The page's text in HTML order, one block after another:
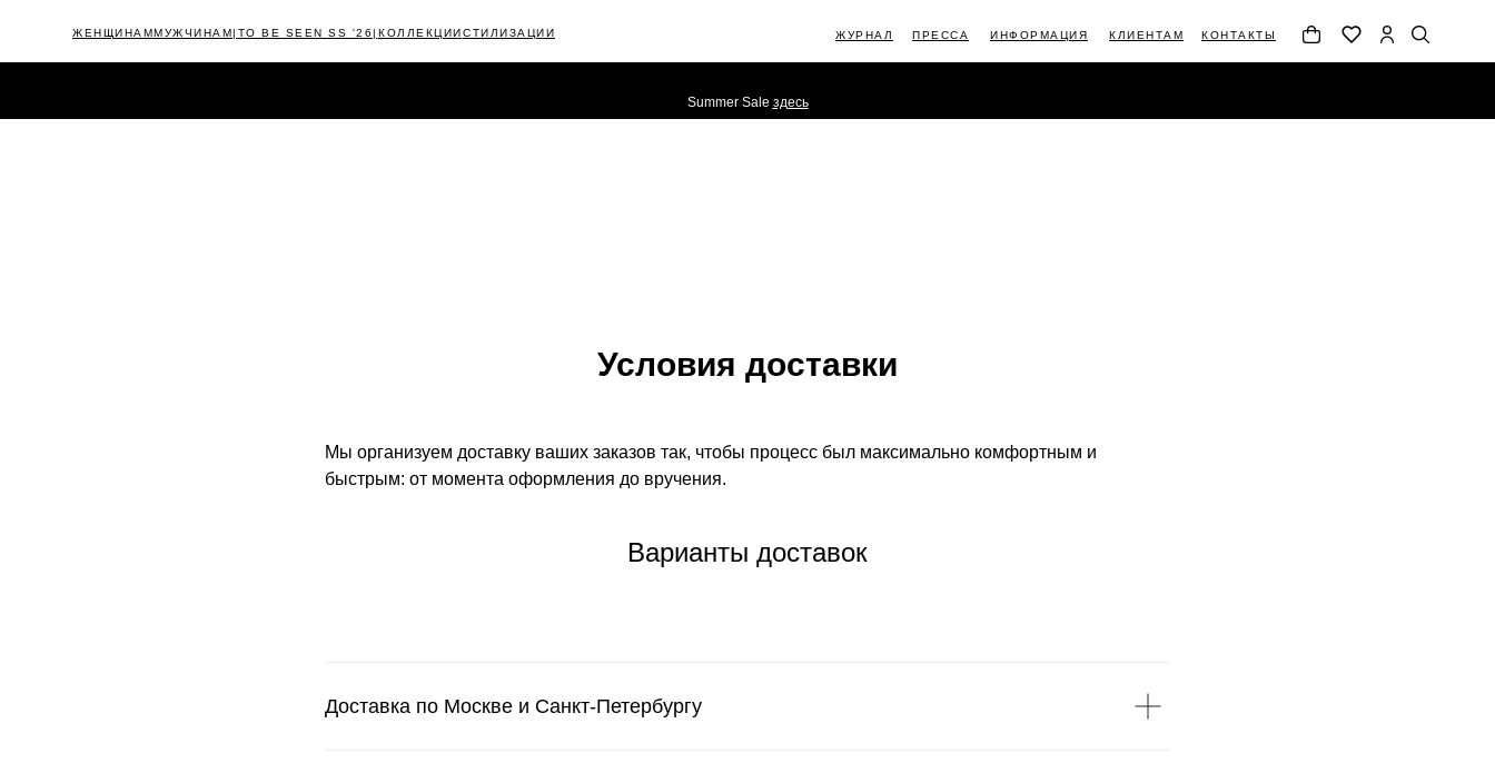
Summer Sale здесь
ЖЕНЩИНАММУЖЧИНАМ|TO BE SEEN SS '26| КОЛЛЕКЦИИСТИЛИЗАЦИИ КОНТАКТЫ
ИНФОРМАЦИЯ КЛИЕНТАМ
ПРЕССА
ЖУРНАЛ
Условия доставки
Мы организуем доставку ваших заказов так, чтобы процесс был максимально комфортным и
быстрым: от момента оформления до вручения.
Варианты доставок
Доставка по Москве и Санкт-Петербургу